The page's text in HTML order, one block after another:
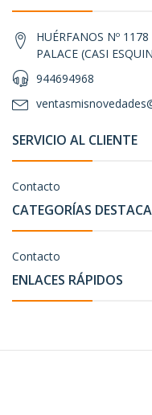
HUÉRFANOS Nº
PALACE (CASI
944694968
SERVICIO AL CLIENTE
Contacto
CATEGORÍAS
Contacto
ENLACES RÁPIDOS